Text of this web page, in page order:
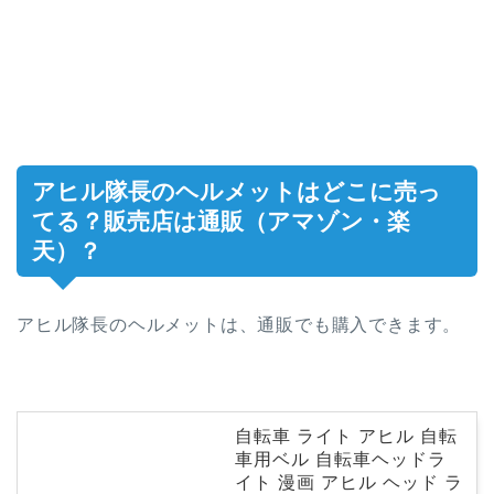
アヒル隊長のヘルメットはどこに売っ
てる？販売店は通販（アマゾン・楽
天）？
アヒル隊長のヘルメットは、通販でも購入できます。
自転車 ライト アヒル 自転
車用ベル 自転車ヘッドラ
イト 漫画 アヒル ヘッド ラ